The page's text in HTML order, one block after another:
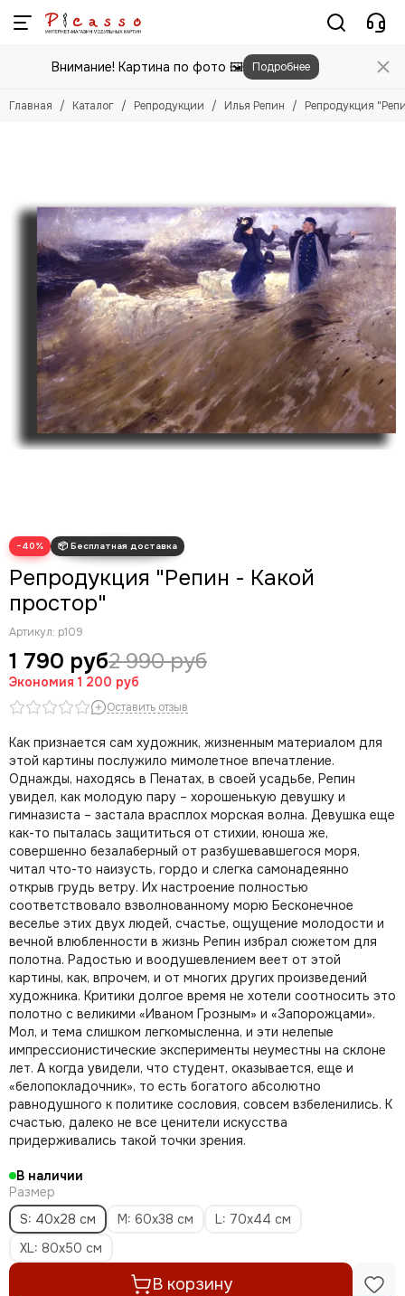
Репродукции
Смотреть все товары
Абрахам ван Калр
Айвазовский Иван
Аксели Галлен-Каллела
Альберт Кейп
Альфред Валберг
Александр Иванов
Андре Дерен
Анри Матисс
Бернардо Беллотто
Валентин Серов
Ван Гог
Василий Перов
Виктор Васнецов
Исаак Янс ван Остаде
Илья Репин
Казимир Малевич
Карел Дюжарден
Кес Ван Донген
Клод Моне
Константин Коровин
Константин Ухтомский
Леонид Афремов
Марк Шагал
Микеланджело Буонарроти
Николай Анохин
Отто Дикс
Пабло Пикассо
Питер Брейгель
Питер Пауль Рубенс
Поль Сезанн
Рембрандт
Сальвадор Дали
Татьяна Яблонская
Ян Ван Гоен
Эми Джадд
Густав Климт
Внимание! Картина по фото 🖼️ Подробнее
Главная Каталог Репродукции Илья Репин Репродукция
−40%
Репродукция "Репин - Какой
простор"
Артикул: р109
1 790 руб2 990 руб
Экономия 1 200 руб
Оставить отзыв
Как признается сам художник, жизненным материалом для
этой картины послужило мимолетное впечатление.
Однажды, находясь в Пенатах, в своей усадьбе, Репин
увидел, как молодую пару – хорошенькую девушку и
гимназиста – застала врасплох морская волна. Девушка еще
как-то пыталась защититься от стихии, юноша же,
совершенно безалаберный от разбушевавшегося моря,
читал что-то наизусть, гордо и слегка самонадеянно
открыв грудь ветру. Их настроение полностью
соответствовало взволнованному морю Бесконечное
веселье этих двух людей, счастье, ощущение молодости и
вечной влюбленности в жизнь Репин избрал сюжетом для
полотна. Радостью и воодушевлением веет от этой
картины, как, впрочем, и от многих других произведений
художника. Критики долгое время не хотели соотносить это
полотно с великими «Иваном Грозным» и «Запорожцами».
Мол, и тема слишком легкомысленна, и эти нелепые
импрессионистические эксперименты неуместны на склоне
лет. А когда увидели, что студент, оказывается, еще и
«белопокладочник», то есть богатого абсолютно
равнодушного к политике сословия, совсем взбеленились. К
счастью, далеко не все ценители искусства
придерживались такой точки зрения.
В наличии
Размер
S: 40х28 см
M: 60x38 см
L: 70x44 см
XL: 80x50 см
В корзину